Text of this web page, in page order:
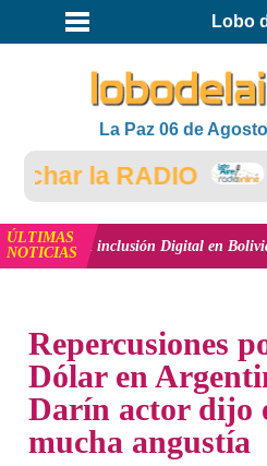
Lobo
La Paz 06 de
la RADIO
ÚLTIMAS
NOTICIAS
y la inclusión Digital en Bolivia ver
Repercusiones
Dólar en
Darín actor dijo
mucha angustía